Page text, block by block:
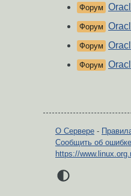
Форум
Форум
Форум
Форум
О Сервере -
Сообщить об ошибке
https://